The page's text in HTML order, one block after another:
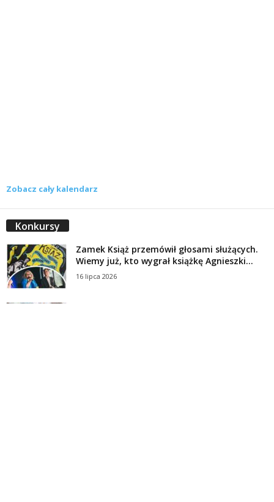
Zobacz cały kalendarz
Konkursy
Zamek Książ przemówił głosami służących.
Wiemy już, kto wygrał książkę Agnieszki...
16 lipca 2026